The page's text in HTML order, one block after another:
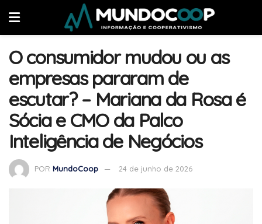
O consumidor mudou ou as
empresas pararam de
escutar? – Mariana da Rosa é
Sócia e CMO da Palco
Inteligência de Negócios
POR MundoCoop 24 de junho de 2026